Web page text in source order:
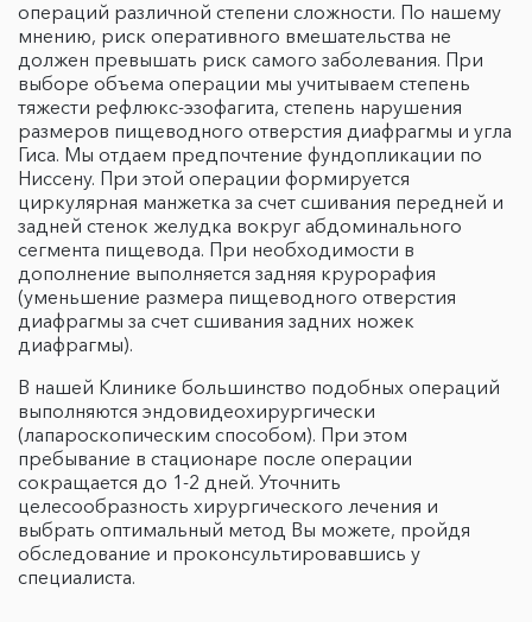
операций различной степени сложности. По нашему
мнению, риск оперативного вмешательства не
должен превышать риск самого заболевания. При
выборе объема операции мы учитываем степень
тяжести рефлюкс-эзофагита, степень нарушения
размеров пищеводного отверстия диафрагмы и угла
Гиса. Мы отдаем предпочтение фундопликации по
Ниссену. При этой операции формируется
циркулярная манжетка за счет сшивания передней и
задней стенок желудка вокруг абдоминального
сегмента пищевода. При необходимости в
дополнение выполняется задняя крурорафия
(уменьшение размера пищеводного отверстия
диафрагмы за счет сшивания задних ножек
диафрагмы).
В нашей Клинике большинство подобных операций
выполняются эндовидеохирургически
(лапароскопическим способом). При этом
пребывание в стационаре после операции
сокращается до 1-2 дней. Уточнить
целесообразность хирургического лечения и
выбрать оптимальный метод Вы можете, пройдя
обследование и проконсультировавшись у
специалиста.